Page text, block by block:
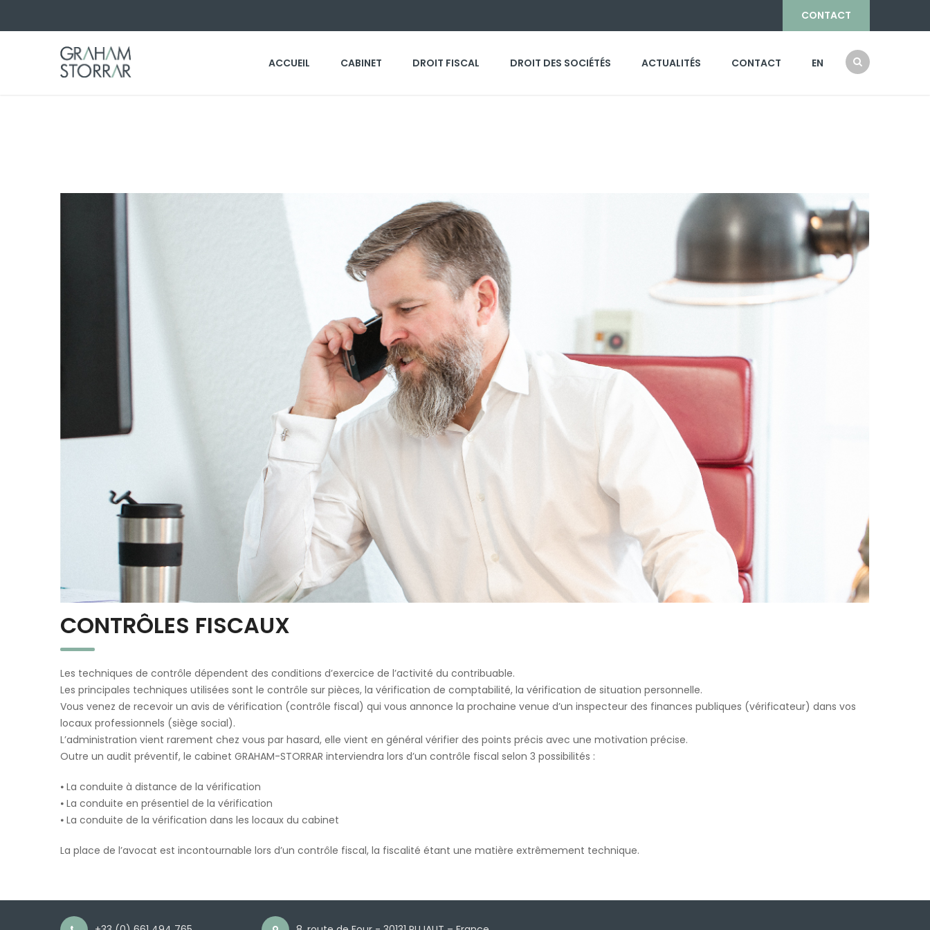
CONTACT
ACCUEIL CABINET DROIT FISCAL DROIT DES SOCIÉTÉS ACTUALITÉS CONTACT EN
CONTRÔLES FISCAUX
Les techniques de contrôle dépendent des conditions d’exercice de l’activité du contribuable.
Les principales techniques utilisées sont le contrôle sur pièces, la vérification de comptabilité, la vérification de situation personnelle.
Vous venez de recevoir un avis de vérification (contrôle fiscal) qui vous annonce la prochaine venue d’un inspecteur des finances publiques (vérificateur) dans vos
locaux professionnels (siège social).
L’administration vient rarement chez vous par hasard, elle vient en général vérifier des points précis avec une motivation précise.
Outre un audit préventif, le cabinet GRAHAM-STORRAR interviendra lors d’un contrôle fiscal selon 3 possibilités :
⦁ La conduite à distance de la vérification
⦁ La conduite en présentiel de la vérification
⦁ La conduite de la vérification dans les locaux du cabinet
La place de l’avocat est incontournable lors d’un contrôle fiscal, la fiscalité étant une matière extrêmement technique.